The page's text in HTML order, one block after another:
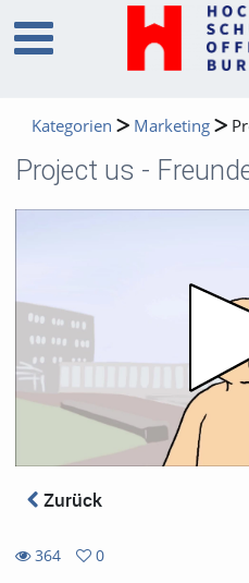
Kategorien Marketing
Project us -
Zurück
364
0